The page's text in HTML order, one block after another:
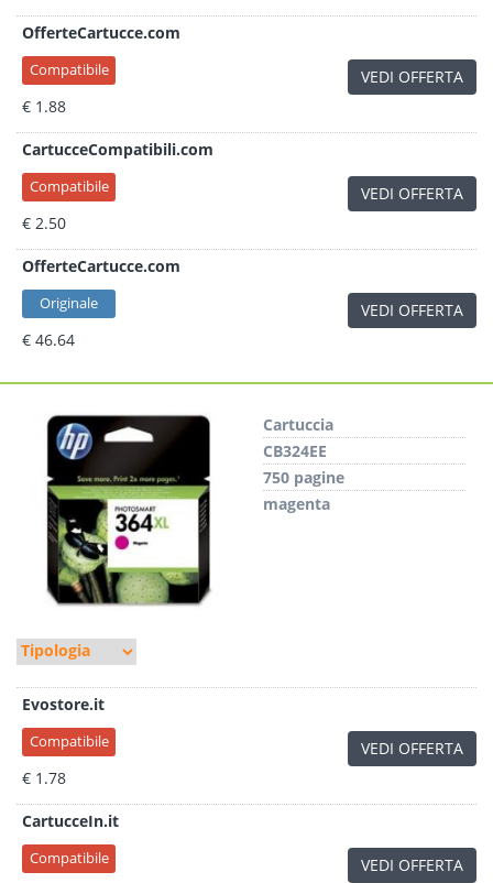
OfferteCartucce.com
Compatibile
€ 1.88
VEDI OFFERTA
CartucceCompatibili.com
Compatibile
€ 2.50
VEDI OFFERTA
OfferteCartucce.com
Originale
€ 46.64
VEDI OFFERTA
Cartuccia
CB324EE
750 pagine
magenta
Evostore.it
Compatibile
€ 1.78
VEDI OFFERTA
CartucceIn.it
Compatibile VEDI OFFERTA